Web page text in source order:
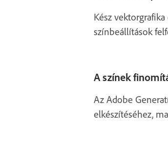
Kész
színbeállítások
A színek
Az Adobe
elkészítéséhez,